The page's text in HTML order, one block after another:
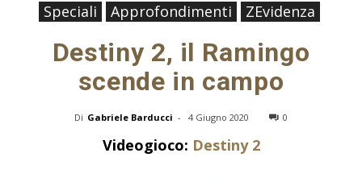
Speciali Approfondimenti ZEvidenza
Destiny 2, il Ramingo
scende in campo
Di Gabriele Barducci - 4 Giugno 2020 0
Videogioco: Destiny 2